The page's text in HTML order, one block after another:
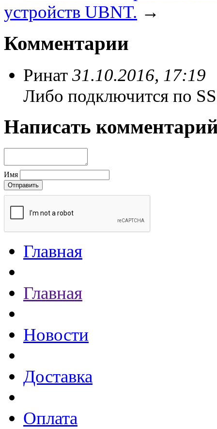
устройств UBNT. →
Комментарии
Ринат 31.10.2016, 17:19
Либо подключится по
Написать
Имя
Главная
Главная
Новости
Доставка
Оплата